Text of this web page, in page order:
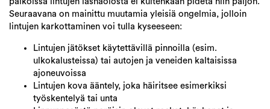
Seuraavana on mainittu muutamia yleisiä ongelmia, jolloin
lintujen karkottaminen voi tulla kyseeseen:
Lintujen jätökset käytettävillä pinnoilla (esim.
ulkokalusteissa) tai autojen ja veneiden kaltaisissa
ajoneuvoissa
Lintujen kova ääntely, joka häiritsee esimerkiksi
työskentelyä tai unta